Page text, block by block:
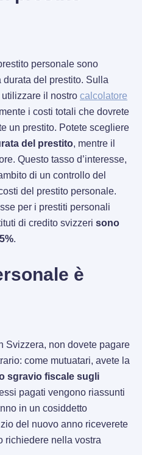
personale sono
durata del prestito. Sulla
il nostro calcolatore
i costi totali che dovrete
un prestito. Potete scegliere
del prestito, mentre il
Questo tasso d’interesse,
di un controllo del
del prestito personale.
per i prestiti personali
di credito svizzeri sono
.
è
Svizzera, non dovete pagare
come mutuatari, avete la
sgravio fiscale sugli
pagati vengono riassunti
in un cosiddetto
del nuovo anno riceverete
richiedere nella vostra